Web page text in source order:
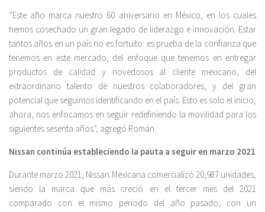
“Este año marca nuestro 60 aniversario en México, en los cuales
hemos cosechado un gran legado de liderazgo e innovación. Estar
tantos años en un país no es fortuito: es prueba de la confianza que
tenemos en este mercado, del enfoque que tenemos en entregar
productos de calidad y novedosos al cliente mexicano, del
extraordinario talento de nuestros colaboradores, y del gran
potencial que seguimos identificando en el país. Esto es solo el inicio;
ahora, nos enfocamos en seguir redefiniendo la movilidad para los
siguientes sesenta años”, agregó Román.
Nissan continúa estableciendo la pauta a seguir en marzo 2021
Durante marzo 2021, Nissan Mexicana comercializó 20,987 unidades,
siendo la marca que más creció en el tercer mes del 2021
comparado con el mismo periodo del año pasado, con un